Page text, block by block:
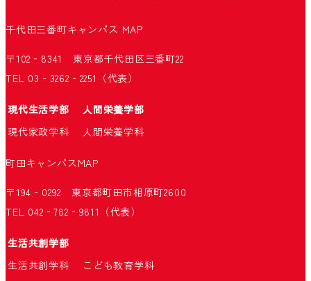
千代田三番町キャンパス MAP
〒102‐8341 東京都千代田区三番町22
TEL 03‐3262‐2251（代表）
現代生活学部
人間栄養学部
現代家政学科
人間栄養学科
町田キャンパスMAP
〒194‐0292 東京都町田市相原町2600
TEL 042‐782‐9811（代表）
生活共創学部
生活共創学科
こども教育学科